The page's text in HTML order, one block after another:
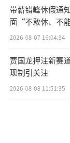
带薪错峰休假通
面“不敢休、不
2026-08-07 16:04:34
贾国龙押注新赛
现制引关注
2026-08-08 11:51:35